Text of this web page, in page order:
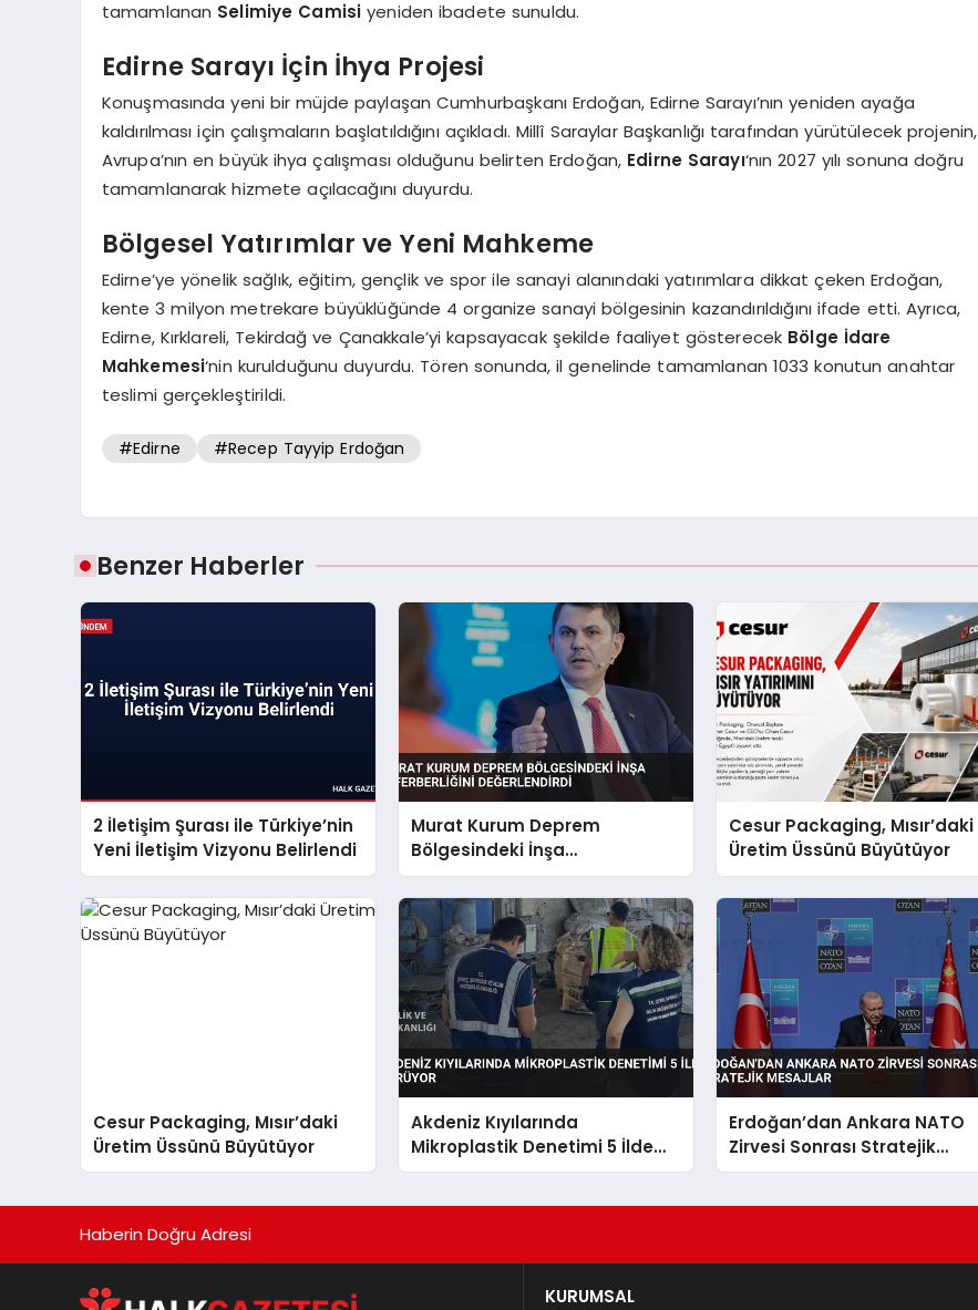
tamamlanan Selimiye Camisi yeniden ibadete sunuldu.
Edirne Sarayı İçin İhya Projesi
Konuşmasında yeni bir müjde paylaşan Cumhurbaşkanı Erdoğan, Edirne Sarayı’nın yeniden ayağa
kaldırılması için çalışmaların başlatıldığını açıkladı. Millî Saraylar Başkanlığı tarafından yürütülecek projenin,
Avrupa’nın en büyük ihya çalışması olduğunu belirten Erdoğan, Edirne Sarayı‘nın 2027 yılı sonuna doğru
tamamlanarak hizmete açılacağını duyurdu.
Bölgesel Yatırımlar ve Yeni Mahkeme
Edirne’ye yönelik sağlık, eğitim, gençlik ve spor ile sanayi alanındaki yatırımlara dikkat çeken Erdoğan,
kente 3 milyon metrekare büyüklüğünde 4 organize sanayi bölgesinin kazandırıldığını ifade etti. Ayrıca,
Edirne, Kırklareli, Tekirdağ ve Çanakkale’yi kapsayacak şekilde faaliyet gösterecek Bölge İdare
Mahkemesi‘nin kurulduğunu duyurdu. Tören sonunda, il genelinde tamamlanan 1033 konutun anahtar
teslimi gerçekleştirildi.
#Edirne #Recep Tayyip Erdoğan
Benzer Haberler
2 İletişim Şurası ile Türkiye’nin
Yeni İletişim Vizyonu Belirlendi
Murat Kurum Deprem
Bölgesindeki İnşa
Seferberliğini Değerlendirdi
Cesur Packaging, Mısır’daki
Üretim Üssünü Büyütüyor
Cesur Packaging, Mısır’daki
Üretim Üssünü Büyütüyor
Akdeniz Kıyılarında
Mikroplastik Denetimi 5 İlde
Sürüyor
Erdoğan’dan Ankara NATO
Zirvesi Sonrası Stratejik
Mesajlar
Haberin Doğru Adresi
KURUMSAL